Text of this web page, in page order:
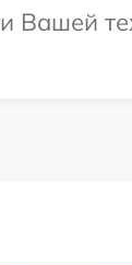
Вашей